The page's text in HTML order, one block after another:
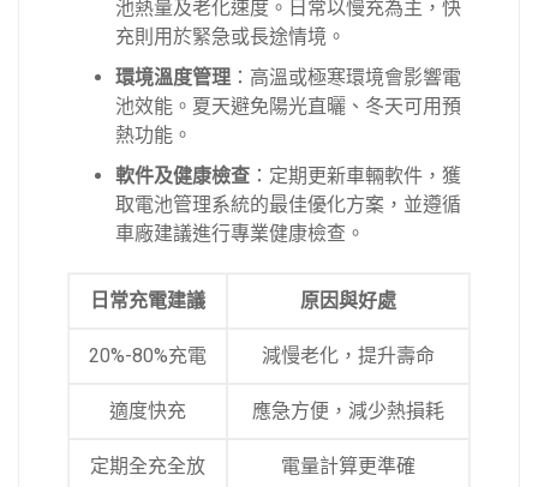
池熱量及老化速度。日常以慢充為主，快
充則用於緊急或長途情境。
環境溫度管理 ：高溫或極寒環境會影響電
池效能。夏天避免陽光直曬、冬天可用預
熱功能。
軟件及健康檢查 ：定期更新車輛軟件，獲
取電池管理系統的最佳優化方案，並遵循
車廠建議進行專業健康檢查。
日常充電建議 原因與好處
20%-80%充電 減慢老化，提升壽命
適度快充 應急方便，減少熱損耗
定期全充全放 電量計算更準確